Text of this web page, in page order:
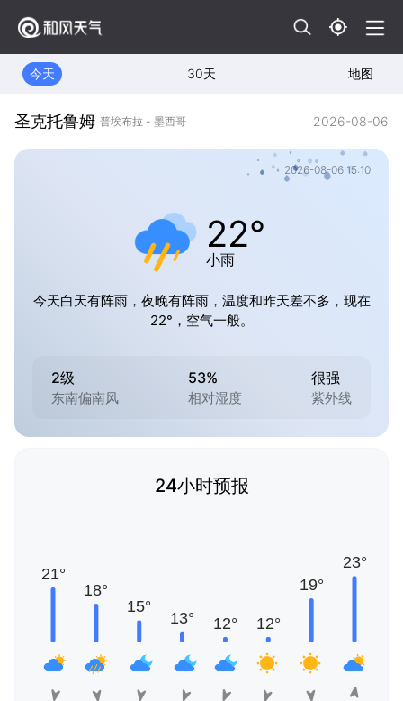
今天 30天 地图
圣克托鲁姆 普埃布拉 - 墨西哥 2026-08-06
2026-08-06 15:10
22°
小雨
今天白天有阵雨，夜晚有阵雨，温度和昨天差不多，现在
22°，空气一般。
2级
东南偏南风
53%
相对湿度
很强
紫外线
24小时预报